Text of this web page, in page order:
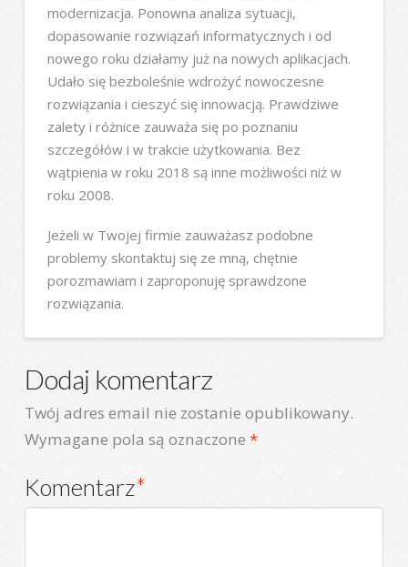
modernizacja. Ponowna analiza sytuacji,
dopasowanie rozwiązań informatycznych i od
nowego roku działamy już na nowych aplikacjach.
Udało się bezboleśnie wdrożyć nowoczesne
rozwiązania i cieszyć się innowacją. Prawdziwe
zalety i różnice zauważa się po poznaniu
szczegółów i w trakcie użytkowania. Bez
wątpienia w roku 2018 są inne możliwości niż w
roku 2008.
Jeżeli w Twojej firmie zauważasz podobne
problemy skontaktuj się ze mną, chętnie
porozmawiam i zaproponuję sprawdzone
rozwiązania.
Dodaj komentarz
Twój adres email nie zostanie opublikowany.
Wymagane pola są oznaczone *
Komentarz*